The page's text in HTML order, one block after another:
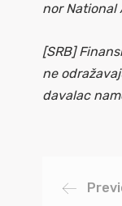
nor National
[SRB]
ne
davalac